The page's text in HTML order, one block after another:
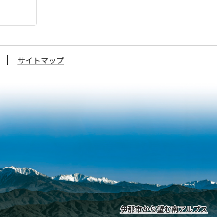
サイトマップ
伊那市から望む南アルプス